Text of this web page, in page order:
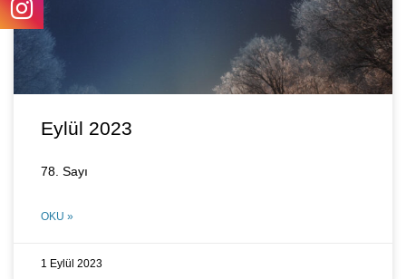
Eylül 2023
78. Sayı
OKU »
1 Eylül 2023